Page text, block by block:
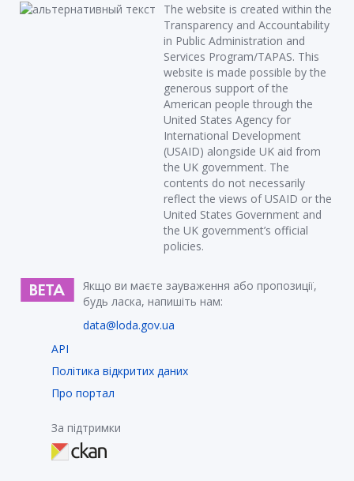
The website is created within the
Transparency and Accountability
in Public Administration and
Services Program/TAPAS. This
website is made possible by the
generous support of the
American people through the
United States Agency for
International Development
(USAID) alongside UK aid from
the UK government. The
contents do not necessarily
reflect the views of USAID or the
United States Government and
the UK government’s official
policies.
Якщо ви маєте зауваження або пропозиції,
будь ласка, напишіть нам:
data@loda.gov.ua
API
Політика відкритих даних
Про портал
За підтримки